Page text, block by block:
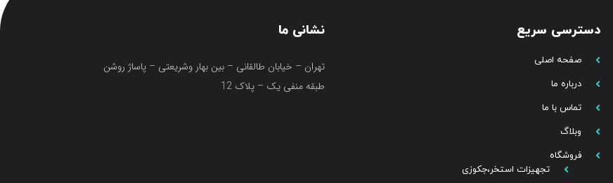
دسترسی سریع
صفحه اصلی
درباره ما
تماس با ما
وبلاگ
فروشگاه
تجهیزات استخر،جکوزی
نشانی ما
تهران – خیابان طالقانی – بین بهار وشریعتی – پاساژ روشن
طبقه منفی یک – پلاک 12